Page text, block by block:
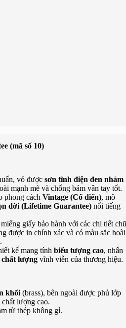
(mã số 10)
vỏ được sơn tĩnh điện đen nhám
mạnh mẽ và chống bám vân tay tốt.
phong cách Vintage (Cổ điển), mô
đời (Lifetime Guarantee) nổi tiếng
giấy bảo hành với các chi tiết
được in chính xác và có màu sắc hoài
kế mang tính biểu tượng cao, nhấn
chất lượng vĩnh viễn của thương hiệu.
khối (brass), bên ngoài được phủ lớp
chất lượng cao.
từ thép không gỉ.